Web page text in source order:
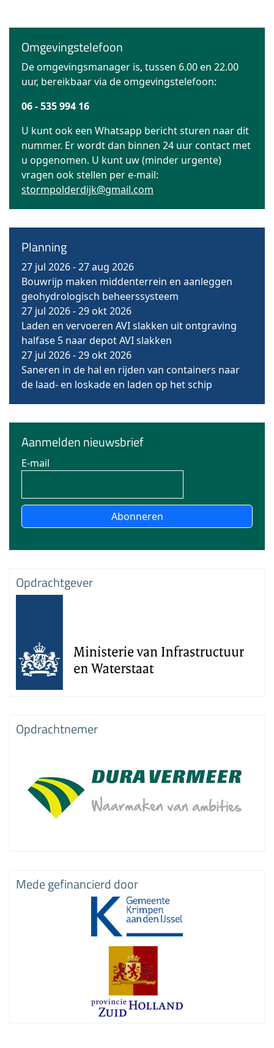
Omgevingstelefoon
De omgevingsmanager is, tussen 6.00 en 22.00
uur, bereikbaar via de omgevingstelefoon:
06 - 535 994 16
U kunt ook een Whatsapp bericht sturen naar dit
nummer. Er wordt dan binnen 24 uur contact met
u opgenomen. U kunt uw (minder urgente)
vragen ook stellen per e-mail:
stormpolderdijk@gmail.com
Planning
27 jul 2026-27 aug 2026
Bouwrijp maken middenterrein en aanleggen
geohydrologisch beheerssysteem
27 jul 2026-29 okt 2026
Laden en vervoeren AVI slakken uit ontgraving
halfase 5 naar depot AVI slakken
27 jul 2026-29 okt 2026
Saneren in de hal en rijden van containers naar
de laad- en loskade en laden op het schip
Aanmelden nieuwsbrief
E-mail
Abonneren
Opdrachtgever
Opdrachtnemer
Mede gefinancierd door